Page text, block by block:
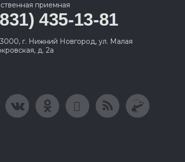
приемная
435-13-81
г. Нижний Новгород, ул. Малая
д. 2а